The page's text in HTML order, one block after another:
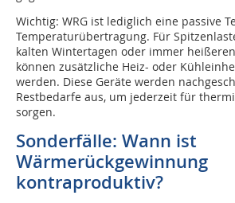
Wichtig: WRG ist lediglich eine passive
Temperaturübertragung. Für
kalten Wintertagen oder immer
können zusätzliche Heiz- oder
werden. Diese Geräte werden
Restbedarfe aus, um jederzeit für
sorgen.
Sonderfälle: Wann ist
Wärmerückgewinnung
kontraproduktiv?